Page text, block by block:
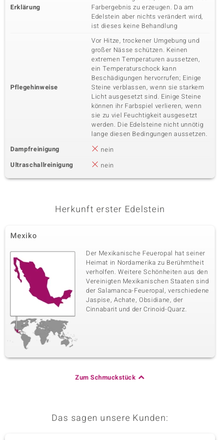
Erklärung
Farbergebnis zu erzeugen. Da am
Edelstein aber nichts verändert wird,
ist dieses keine Behandlung
Pflegehinweise
Vor Hitze, trockener Umgebung und
großer Nässe schützen. Keinen
extremen Temperaturen aussetzen,
ein Temperaturschock kann
Beschädigungen hervorrufen; Einige
Steine verblassen, wenn sie starkem
Licht ausgesetzt sind. Einige Steine
können ihr Farbspiel verlieren, wenn
sie zu viel Feuchtigkeit ausgesetzt
werden. Die Edelsteine nicht unnötig
lange diesen Bedingungen aussetzen.
Dampfreinigung
nein
Ultraschallreinigung
nein
Herkunft erster Edelstein
Mexiko
Der Mexikanische Feueropal hat seiner
Heimat in Nordamerika zu Berühmtheit
verholfen. Weitere Schönheiten aus den
Vereinigten Mexikanischen Staaten sind
der Salamanca-Feueropal, verschiedene
Jaspise, Achate, Obsidiane, der
Cinnabarit und der Crinoid-Quarz.
Zum Schmuckstück
Das sagen unsere Kunden: